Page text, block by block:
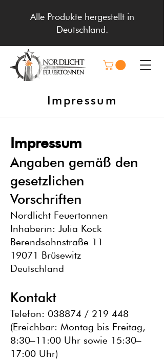
Alle Produkte hergestellt in
Deutschland.
Impressum
Impressum
Angaben gemäß den
gesetzlichen
Vorschriften
Nordlicht Feuertonnen
Inhaberin: Julia Kock
Berendsohnstraße 11
19071 Brüsewitz
Deutschland
Kontakt
Telefon: 038874 / 219 448
(Ereichbar: Montag bis Freitag,
8:30–11:00 Uhr sowie 15:30–
17:00 Uhr)